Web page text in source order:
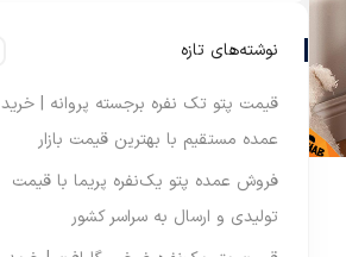
نوشته‌های تازه
قیمت پتو تک نفره برجسته پروانه | خرید
عمده مستقیم با بهترین قیمت بازار
فروش عمده پتو یک‌نفره پریما با قیمت
تولیدی و ارسال به سراسر کشور